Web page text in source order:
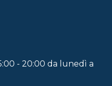
- 20:00 da lunedì a